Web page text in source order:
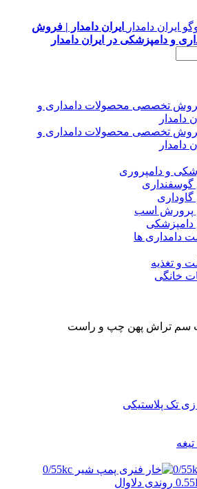
ایران دامدار | فروش
و دامپزشکی در ایران دامدار
و دامپروری
گوسفنداری
گاوداری
پرورش اسب
دامپزشکی
دامداری ها
و تغذیه
خانگی
سم تراش پهن چپ و راست
تک پلاستیکی